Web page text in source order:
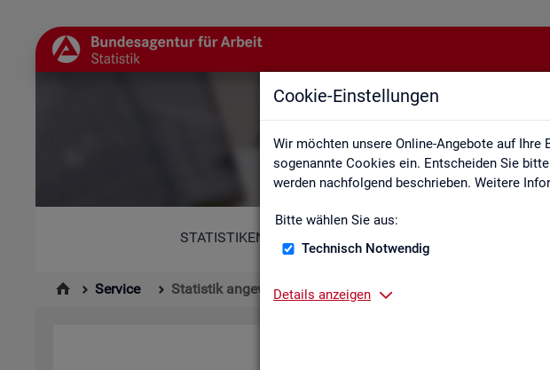
Cookie-Einstellungen
Wir möchten unsere Online-Angebote auf
sogenannte Cookies ein. Entscheiden Sie
werden nachfolgend beschrieben. Weitere
Bitte wählen Sie aus:
Technisch Notwendig
Details anzeigen
STATISTIKEN
Service Statistik angewendet